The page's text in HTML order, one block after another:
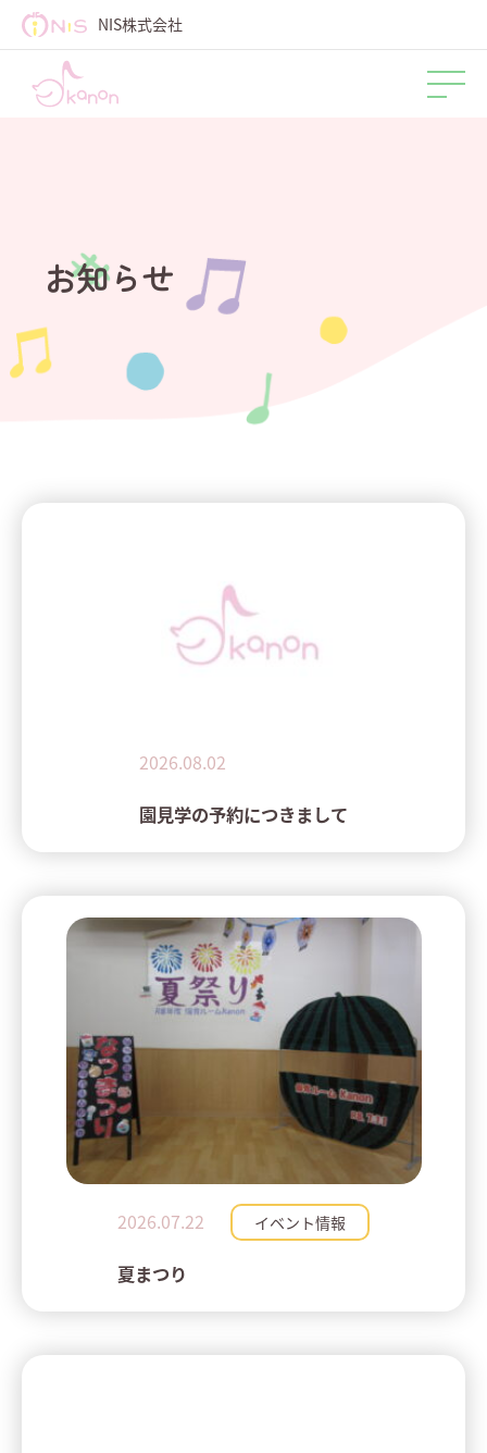
NIS株式会社
お知らせ
2026.08.02
園見学の予約につきまして
2026.07.22 イベント情報
夏まつり